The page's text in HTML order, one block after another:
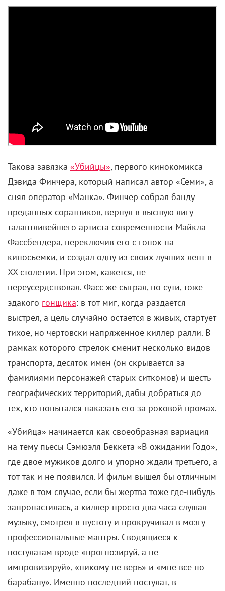
Такова завязка «Убийцы», первого кинокомикса
Дэвида Финчера, который написал автор «Семи», а
снял оператор «Манка». Финчер собрал банду
преданных соратников, вернул в высшую лигу
талантливейшего артиста современности Майкла
Фассбендера, переключив его с гонок на
киносъемки, и создал одну из своих лучших лент в
XX столетии. При этом, кажется, не
переусердствовал. Фасс же сыграл, по сути, тоже
эдакого гонщика: в тот миг, когда раздается
выстрел, а цель случайно остается в живых, стартует
тихое, но чертовски напряженное киллер-ралли. В
рамках которого стрелок сменит несколько видов
транспорта, десяток имен (он скрывается за
фамилиями персонажей старых ситкомов) и шесть
географических территорий, дабы добраться до
тех, кто попытался наказать его за роковой промах.
«Убийца» начинается как своеобразная вариация
на тему пьесы Сэмюэля Беккета «В ожидании Годо»,
где двое мужиков долго и упорно ждали третьего, а
тот так и не появился. И фильм вышел бы отличным
даже в том случае, если бы жертва тоже где-нибудь
запропастилась, а киллер просто два часа слушал
музыку, смотрел в пустоту и прокручивал в мозгу
профессиональные мантры. Сводящиеся к
постулатам вроде «прогнозируй, а не
импровизируй», «никому не верь» и «мне все по
барабану». Именно последний постулат, в